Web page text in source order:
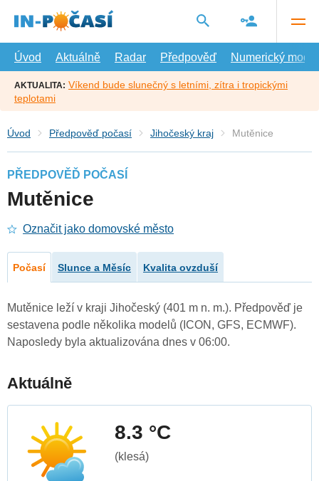
hlavní
Úvod
Aktuálně Radar Předpověď Numerický model
AKTUALITA: Víkend bude slunečný s letními, zítra i tropickými
teplotami
Úvod Předpověď počasí Jihočeský kraj Mutěnice
PŘEDPOVĚĎ POČASÍ
Mutěnice
Označit jako domovské město
Počasí Slunce a Měsíc Kvalita ovzduší
Mutěnice leží v kraji Jihočeský (401 m n. m.). Předpověď je
sestavena podle několika modelů (ICON, GFS, ECMWF).
Naposledy byla aktualizována dnes v 06:00.
Aktuálně
8.3 °C
(klesá)